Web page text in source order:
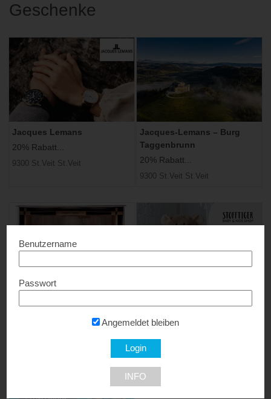
Geschenke
Jacques Lemans
20% Rabatt...
9300 St.Veit St.Veit
Jacques-Lemans – Burg
Taggenbrunn
20% Rabatt...
9300 St.Veit St.Veit
Glas
10% Rabatt...
3701 Großweikersdorf
Benutzername
Passwort
Angemeldet bleiben
INFO